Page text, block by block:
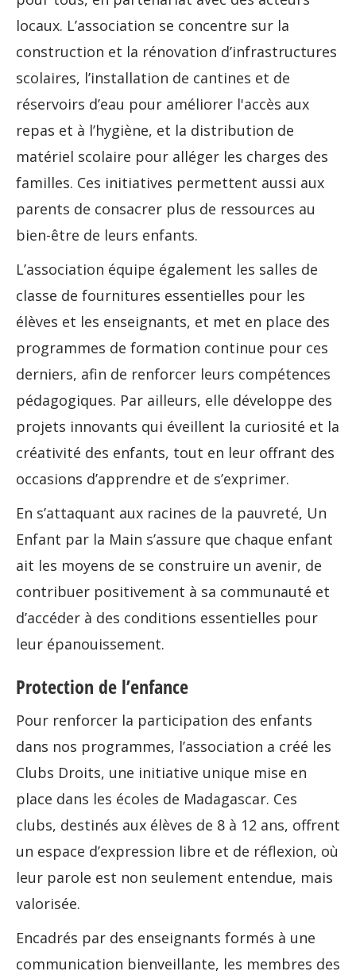
locaux. L’association se concentre sur la
construction et la rénovation d’infrastructures
scolaires, l’installation de cantines et de
réservoirs d’eau pour améliorer l'accès aux
repas et à l’hygiène, et la distribution de
matériel scolaire pour alléger les charges des
familles. Ces initiatives permettent aussi aux
parents de consacrer plus de ressources au
bien-être de leurs enfants.
L’association équipe également les salles de
classe de fournitures essentielles pour les
élèves et les enseignants, et met en place des
programmes de formation continue pour ces
derniers, afin de renforcer leurs compétences
pédagogiques. Par ailleurs, elle développe des
projets innovants qui éveillent la curiosité et la
créativité des enfants, tout en leur offrant des
occasions d’apprendre et de s’exprimer.
En s’attaquant aux racines de la pauvreté, Un
Enfant par la Main s’assure que chaque enfant
ait les moyens de se construire un avenir, de
contribuer positivement à sa communauté et
d’accéder à des conditions essentielles pour
leur épanouissement.
Protection de l’enfance
Pour renforcer la participation des enfants
dans nos programmes, l’association a créé les
Clubs Droits, une initiative unique mise en
place dans les écoles de Madagascar. Ces
clubs, destinés aux élèves de 8 à 12 ans, offrent
un espace d’expression libre et de réflexion, où
leur parole est non seulement entendue, mais
valorisée.
Encadrés par des enseignants formés à une
communication bienveillante, les membres des